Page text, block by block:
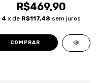
R$469,90
4 x de R$117,48 sem juros
COMPRAR